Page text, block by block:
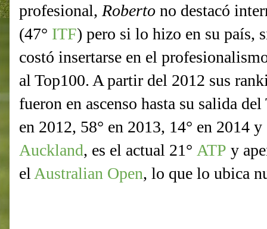
profesional, Roberto no destacó
(47° ITF) pero si lo hizo en su país,
costó insertarse en el
al Top100. A partir del 2012 sus
fueron en ascenso hasta su salida
en 2012, 58° en 2013, 14° en 2014
Auckland, es el actual 21° ATP y
el Australian Open, lo que lo ubica